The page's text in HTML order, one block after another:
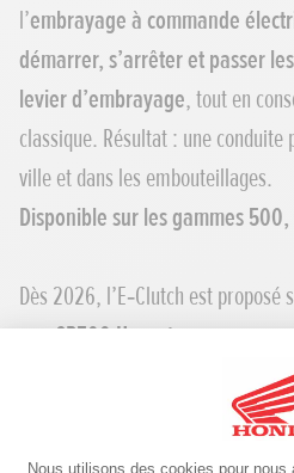
l’embrayage à commande
démarrer, s’arrêter et passer
levier d’embrayage, tout en
classique. Résultat : une
ville et dans les embouteillages.
Disponible sur les gammes
Dès 2026, l’E‑Clutch est proposé
CB500 Hornet
Une bonne nouvelle pour les